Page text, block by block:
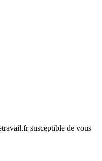
susceptible de vous